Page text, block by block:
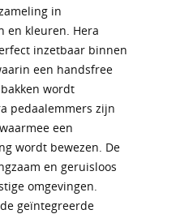
in
en kleuren. Hera
inzetbaar binnen
een handsfree
wordt
pedaalemmers zijn
een
wordt bewezen. De
en geruisloos
omgevingen.
geïntegreerde